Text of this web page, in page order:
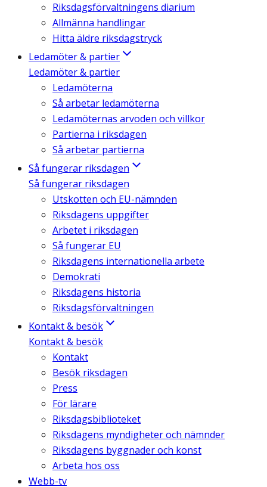
Riksdagsförvaltningens diarium
Allmänna handlingar
Hitta äldre riksdagstryck
Ledamöter & partier
Ledamöter & partier
Ledamöterna
Så arbetar ledamöterna
Ledamöternas arvoden och villkor
Partierna i riksdagen
Så arbetar partierna
Så fungerar riksdagen
Så fungerar riksdagen
Utskotten och EU-nämnden
Riksdagens uppgifter
Arbetet i riksdagen
Så fungerar EU
Riksdagens internationella arbete
Demokrati
Riksdagens historia
Riksdagsförvaltningen
Kontakt & besök
Kontakt & besök
Kontakt
Besök riksdagen
Press
För lärare
Riksdagsbiblioteket
Riksdagens myndigheter och nämnder
Riksdagens byggnader och konst
Arbeta hos oss
Webb-tv